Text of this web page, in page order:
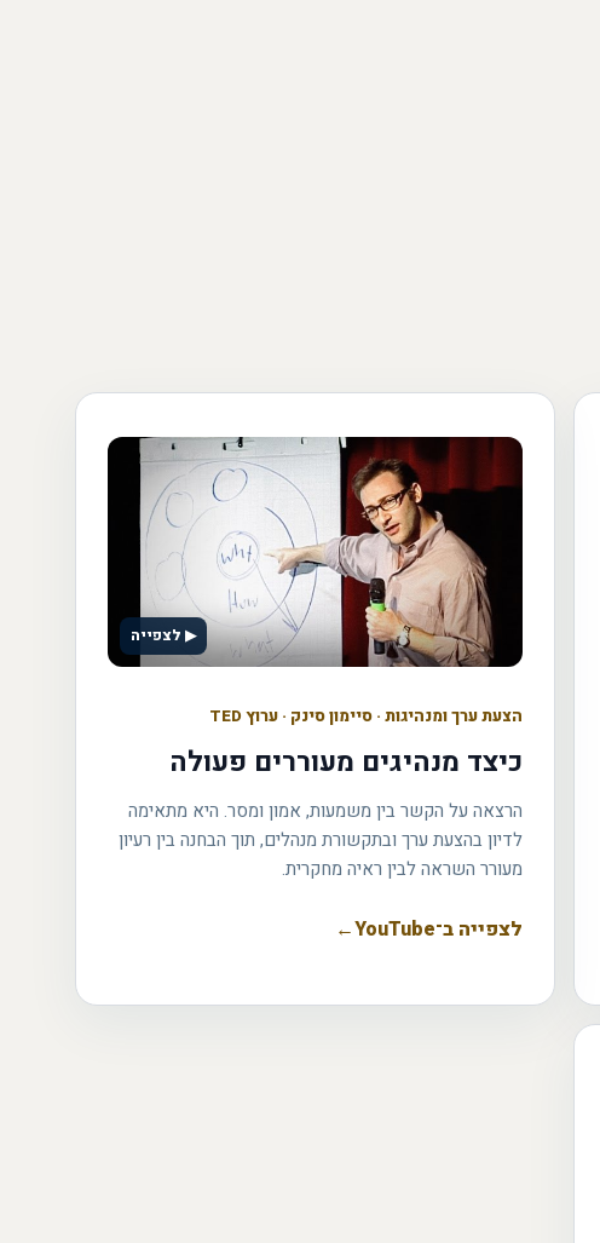
▶ לצפייה
הצעת ערך ומנהיגות ·סיימון סינק · ערוץ TED
כיצד מנהיגים מעוררים פעולה
הרצאה על הקשר בין משמעות, אמון ומסר. היא מתאימה
לדיון בהצעת ערך ובתקשורת מנהלים, תוך הבחנה בין רעיון
מעורר השראה לבין ראיה מחקרית.
לצפייה ב־YouTube ←